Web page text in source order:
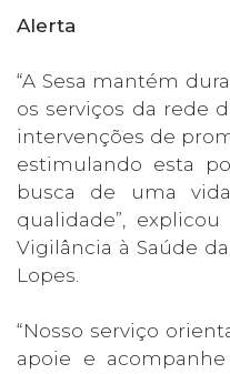
Alerta
“A Sesa mantém
os serviços da rede
intervenções de
estimulando esta
busca de uma
qualidade”,
Vigilância à Saúde
Lopes.
“Nosso serviço
apoie e